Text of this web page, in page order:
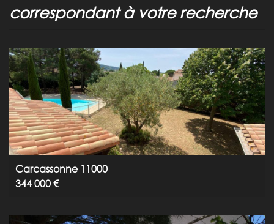
correspondant à votre recherche
Carcassonne 11000
344 000 €